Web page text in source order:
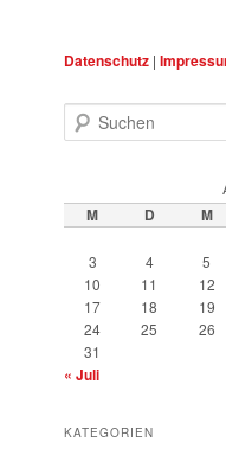
Datenschutz |
Suchen
M D M
3
4 5
10
11 12
17
18 19
24
25 26
31
« Juli
KATEGORIEN